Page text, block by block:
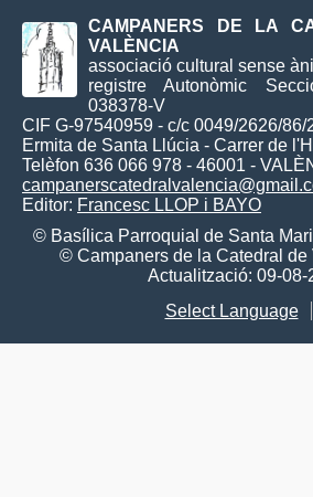
CAMPANERS DE LA
VALÈNCIA
associació cultural sense
registre Autonòmic
038378-V
CIF G-97540959 - c/c 0049/2626/86/
Ermita de Santa Llúcia - Carrer de
Telèfon 636 066 978 - 46001 -
Editor: Francesc LLOP i BAYO
© Basílica Parroquial de Santa
© Campaners de la Catedral de
Actualització: 09-08-
Select Language